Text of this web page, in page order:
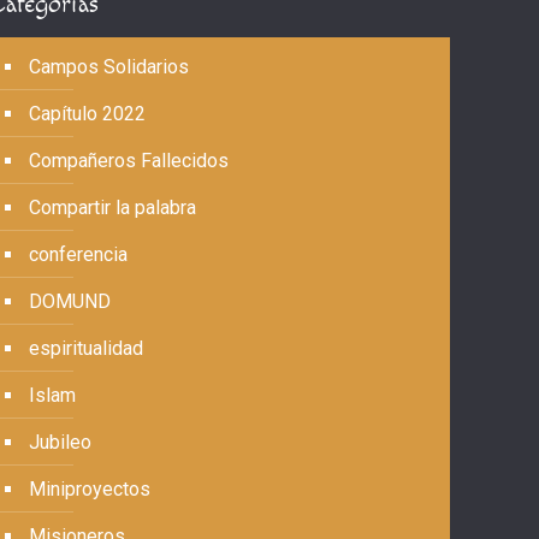
Campos Solidarios
Capítulo 2022
Compañeros Fallecidos
Compartir la palabra
conferencia
DOMUND
espiritualidad
Islam
Jubileo
Miniproyectos